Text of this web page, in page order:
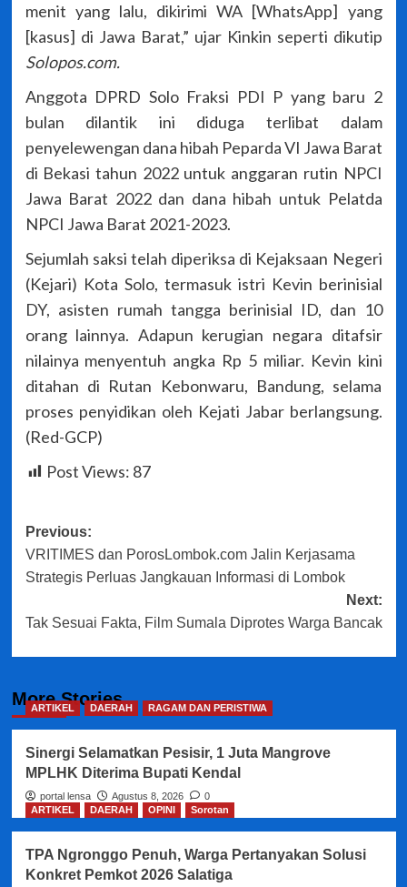
menit yang lalu, dikirimi WA [WhatsApp] yang
[kasus] di Jawa Barat,” ujar Kinkin seperti dikutip
Solopos.com.
Anggota DPRD Solo Fraksi PDI P yang baru 2
bulan dilantik ini diduga terlibat dalam
penyelewengan dana hibah Peparda VI Jawa Barat
di Bekasi tahun 2022 untuk anggaran rutin NPCI
Jawa Barat 2022 dan dana hibah untuk Pelatda
NPCI Jawa Barat 2021-2023.
Sejumlah saksi telah diperiksa di Kejaksaan Negeri
(Kejari) Kota Solo, termasuk istri Kevin berinisial
DY, asisten rumah tangga berinisial ID, dan 10
orang lainnya. Adapun kerugian negara ditafsir
nilainya menyentuh angka Rp 5 miliar. Kevin kini
ditahan di Rutan Kebonwaru, Bandung, selama
proses penyidikan oleh Kejati Jabar berlangsung.
(Red-GCP)
Post Views: 87
Post
navigation
Previous:
VRITIMES dan PorosLombok.com Jalin Kerjasama
Strategis Perluas Jangkauan Informasi di Lombok
Next:
Tak Sesuai Fakta, Film Sumala Diprotes Warga Bancak
More Stories
ARTIKEL DAERAH RAGAM DAN PERISTIWA
Sinergi Selamatkan Pesisir, 1 Juta Mangrove
MPLHK Diterima Bupati Kendal
portal lensa Agustus 8, 2026
0
ARTIKEL
DAERAH OPINI Sorotan
TPA Ngronggo Penuh, Warga Pertanyakan Solusi
Konkret Pemkot 2026 Salatiga